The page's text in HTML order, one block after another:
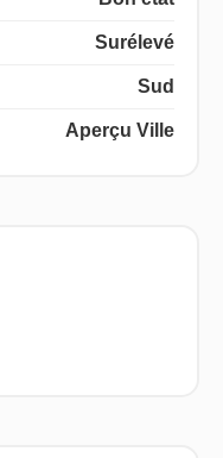
Surélevé
Sud
Aperçu Ville